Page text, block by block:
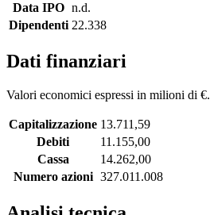
Data IPO n.d.
Dipendenti 22.338
Dati finanziari
Valori economici espressi in milioni di €.
Capitalizzazione 13.711,59
Debiti
11.155,00
Cassa
14.262,00
Numero azioni 327.011.008